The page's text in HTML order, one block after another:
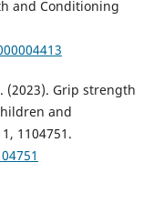
and Conditioning
(2023). Grip strength
and
1104751.